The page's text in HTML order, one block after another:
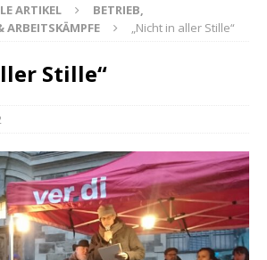
ARTIKEL
BETRIEB,
ARBEITSKÄMPFE
„Nicht in aller Stille“
Stille“